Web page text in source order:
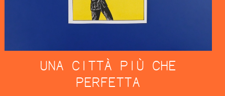
UNA CITTÀ PIÙ CHE
PERFETTA